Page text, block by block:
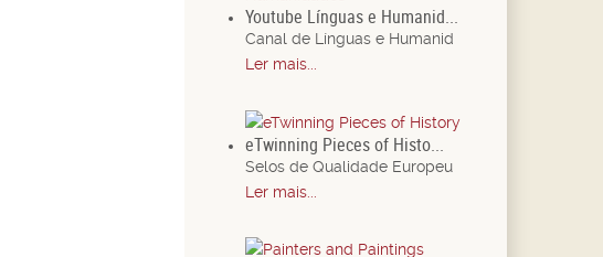
Youtube Línguas e Humanid...
Canal de Línguas e Humanid
Ler mais...
eTwinning Pieces of Histo...
Selos de Qualidade Europeu
Ler mais...